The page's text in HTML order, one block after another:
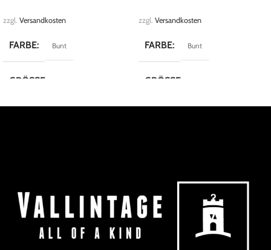
zzgl. Versandkosten
FARBE Bunt
GRÖSSE
zzgl. Versandkosten
FARBE Bunt
GRÖSSE